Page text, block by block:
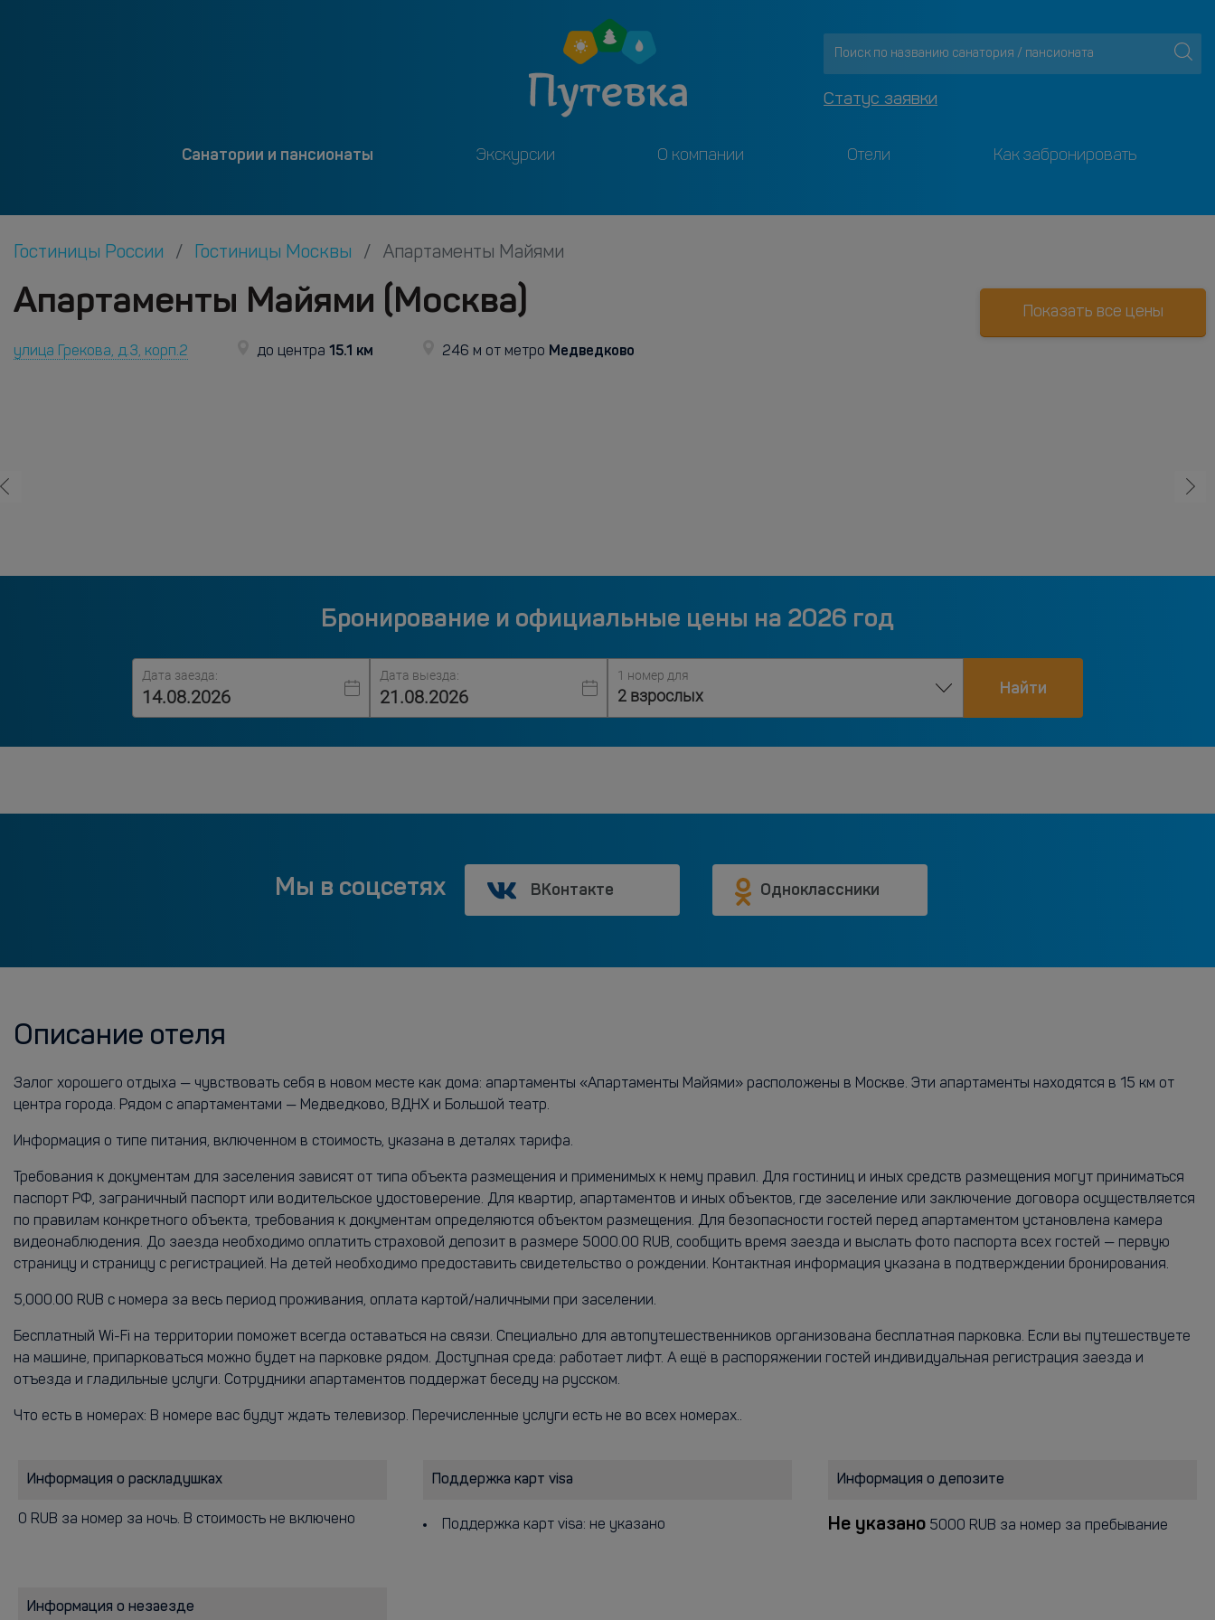
Статус заявки
Санатории и пансионаты Экскурсии О компании Отели Как забронировать
Гостиницы России Гостиницы Москвы Апартаменты Майями
Апартаменты Майями (Москва)
улица Грекова, д.3, корп.2 до центра 15.1 км 246 м от метро Медведково
Показать все цены
Бронирование и официальные цены на 2026 год
Дата заезда: Дата выезда: 1 номер для
2 взрослых Найти
Мы в соцсетях ВКонтакте Одноклассники
Описание отеля
Залог хорошего отдыха — чувствовать себя в новом месте как дома: апартаменты «Апартаменты Майями» расположены в Москве. Эти апартаменты находятся в 15 км от
центра города. Рядом с апартаментами — Медведково, ВДНХ и Большой театр.
Информация о типе питания, включенном в стоимость, указана в деталях тарифа.
Требования к документам для заселения зависят от типа объекта размещения и применимых к нему правил. Для гостиниц и иных средств размещения могут приниматься
паспорт РФ, заграничный паспорт или водительское удостоверение. Для квартир, апартаментов и иных объектов, где заселение или заключение договора осуществляется
по правилам конкретного объекта, требования к документам определяются объектом размещения. Для безопасности гостей перед апартаментом установлена камера
видеонаблюдения. До заезда необходимо оплатить страховой депозит в размере 5000.00 RUB, сообщить время заезда и выслать фото паспорта всех гостей — первую
страницу и страницу с регистрацией. На детей необходимо предоставить свидетельство о рождении. Контактная информация указана в подтверждении бронирования.
5,000.00 RUB с номера за весь период проживания, оплата картой/наличными при заселении.
Бесплатный Wi-Fi на территории поможет всегда оставаться на связи. Специально для автопутешественников организована бесплатная парковка. Если вы путешествуете
на машине, припарковаться можно будет на парковке рядом. Доступная среда: работает лифт. А ещё в распоряжении гостей индивидуальная регистрация заезда и
отъезда и гладильные услуги. Сотрудники апартаментов поддержат беседу на русском.
Что есть в номерах: В номере вас будут ждать телевизор. Перечисленные услуги есть не во всех номерах..
Информация о раскладушках
0 RUB за номер за ночь. В стоимость не включено
Поддержка карт visa
Поддержка карт visa: не указано
Информация о депозите
Не указано 5000 RUB за номер за пребывание
Информация о незаезде